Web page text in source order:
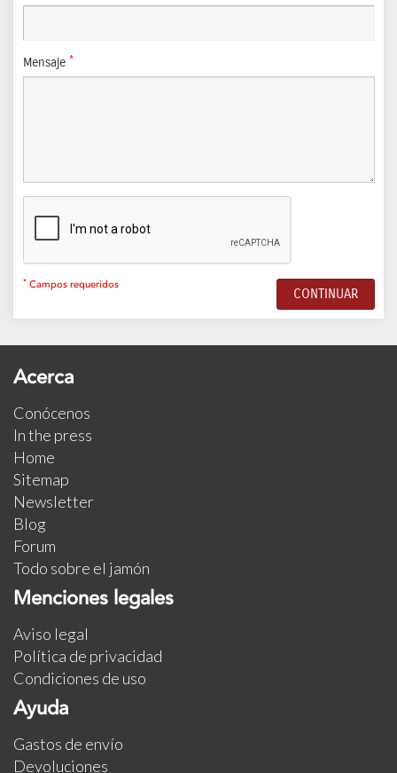
Mensaje *
* Campos requeridos
Acerca
Conócenos
In the press
Home
Sitemap
Newsletter
Blog
Forum
Todo sobre el jamón
Menciones legales
Aviso legal
Política de privacidad
Condiciones de uso
Ayuda
Gastos de envío
Devoluciones